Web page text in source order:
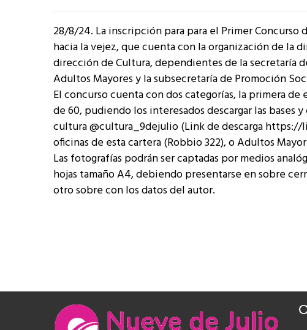
28/8/24. La inscripción para para el Primer Concurso
hacia la vejez, que cuenta con la organización de la
dirección de Cultura, dependientes de la secretaría
Adultos Mayores y la subsecretaría de Promoción
El concurso cuenta con dos categorías, la primera de
de 60, pudiendo los interesados descargar las
cultura @cultura_9dejulio (Link de descarga
oficinas de esta cartera (Robbio 322), o Adultos
Las fotografías podrán ser captadas por medios
hojas tamaño A4, debiendo presentarse en sobre
otro sobre con los datos del autor.